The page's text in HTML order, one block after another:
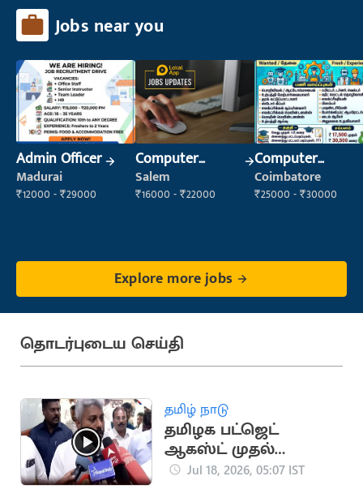
Jobs near you
Admin Officer
Madurai
₹12000 - ₹29000
Computer
Operator
Salem
₹16000 - ₹22000
Computer
Operator
Coimbatore
₹25000 - ₹30000
Explore more jobs
தொடர்புடைய செய்தி
தமிழ் நாடு
தமிழக பட்ஜெட்
ஆகஸ்ட் முதல்
வாரத்தில் தாக்கல்:
Jul 18, 2026, 05:07 IST